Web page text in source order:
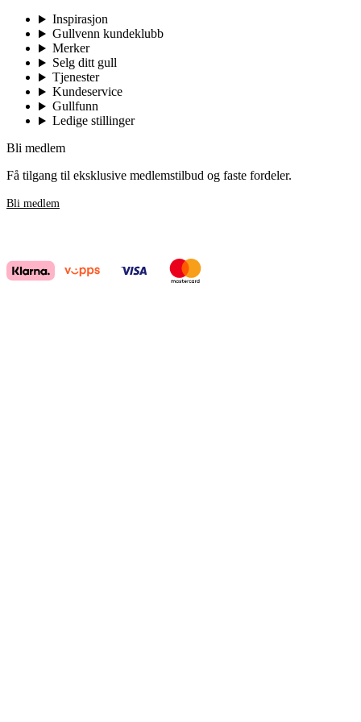
Inspirasjon
Gullvenn kundeklubb
Merker
Selg ditt gull
Tjenester
Kundeservice
Gullfunn
Ledige stillinger
Bli medlem
Få tilgang til eksklusive medlemstilbud og faste fordeler.
Bli medlem